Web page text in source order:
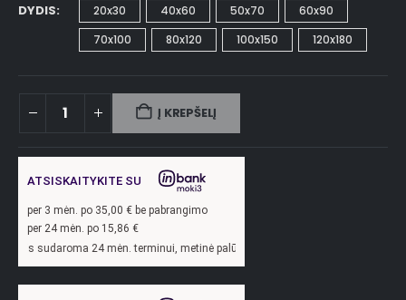
DYDIS 20x30 40x60 50x70
60x90
70x100
80x120 100x150 120x180
Į KREPŠELĮ
ATSISKAITYKITE SU
per 3 mėn. po 35,00 € be pabrangimo
per 24 mėn. po 15,86 €
mėn. terminui, metinė palūkanų norma –13,9